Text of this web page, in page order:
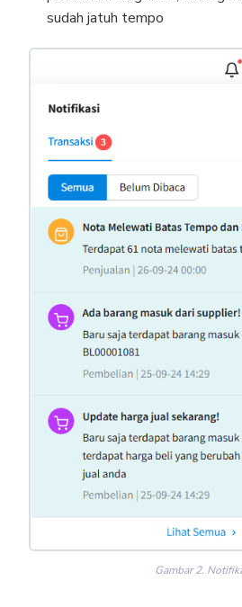
sudah jatuh tempo
Gambar 2.